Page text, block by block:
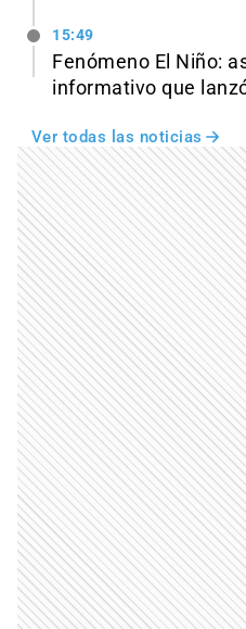
15:49
Fenómeno El Niño:
informativo que
Ver todas las noticias